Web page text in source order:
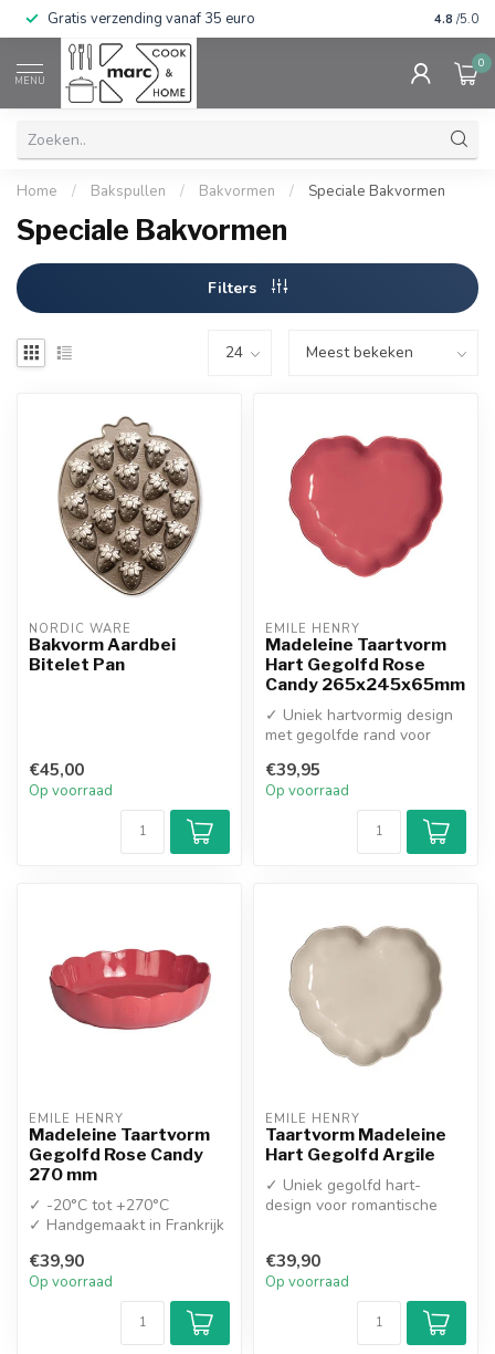
Gratis verzending vanaf 35 euro 4.8 /5.0
MENU
0
Home / Bakspullen / Bakvormen / Speciale Bakvormen
Speciale Bakvormen
Filters
NORDIC WARE
Bakvorm Aardbei
Bitelet Pan
€45,00
Op voorraad
EMILE HENRY
Madeleine Taartvorm
Hart Gegolfd Rose
Candy 265x245x65mm
✓ Uniek hartvormig design
met gegolfde rand voor
✓ Hoogwaar...
€39,95
Op voorraad
EMILE HENRY
Madeleine Taartvorm
Gegolfd Rose Candy
270 mm
✓ -20°C tot +270°C
✓ Handgemaakt in Frankrijk
€39,90
Op voorraad
EMILE HENRY
Taartvorm Madeleine
Hart Gegolfd Argile
✓ Uniek gegolfd hart-
design voor romantische
€39,90
Op voorraad